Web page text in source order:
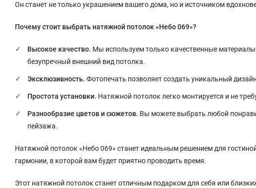
Он станет не только украшением вашего дома, но и источником
Почему стоит выбрать натяжной потолок «Небо 069»?
Высокое качество. Мы используем только качественные
безупречный внешний вид потолка.
Эксклюзивность. Фотопечать позволяет создать уникальный
Простота установки. Натяжной потолок легко монтируется и не
Разнообразие цветов и сюжетов. Вы можете выбрать любой
пейзажа.
Натяжной потолок «Небо 069» станет идеальным решением для
гармонии, в которой вам будет приятно проводить время.
Этот натяжной потолок станет отличным подарком для себя или